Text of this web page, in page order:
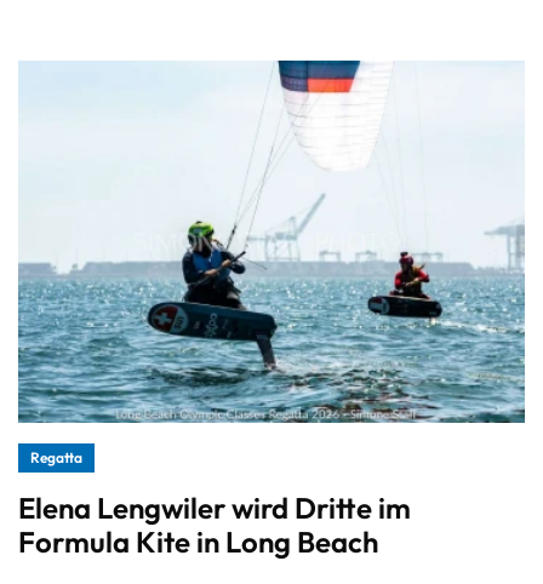
Regatta
Elena Lengwiler wird Dritte im
Formula Kite in Long Beach